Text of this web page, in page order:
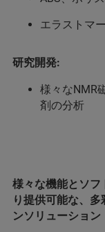
エラストマ
研究開発:
様々なNMR
剤の分析
様々な機能とソフ
り提供可能な、
ンソリューション